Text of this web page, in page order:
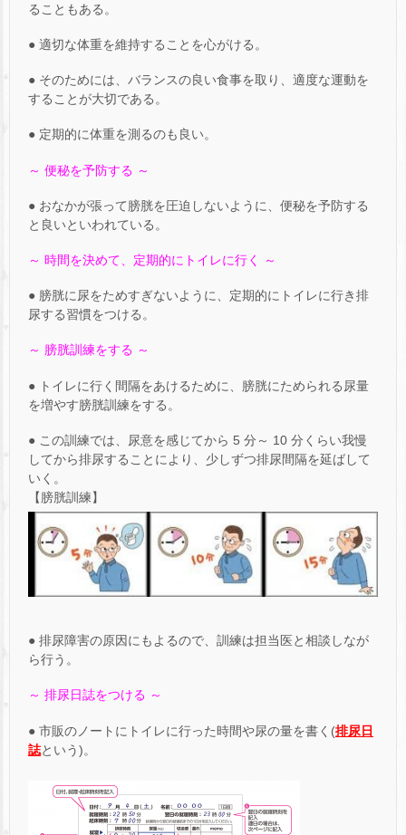
ることもある。
● 適切な体重を維持することを心がける。
● そのためには、バランスの良い食事を取り、適度な運動を
することが大切である。
● 定期的に体重を測るのも良い。
～ 便秘を予防する ～
● おなかが張って膀胱を圧迫しないように、便秘を予防する
と良いといわれている。
～ 時間を決めて、定期的にトイレに行く ～
● 膀胱に尿をためすぎないように、定期的にトイレに行き排
尿する習慣をつける。
～ 膀胱訓練をする ～
● トイレに行く間隔をあけるために、膀胱にためられる尿量
を増やす膀胱訓練をする。
● この訓練では、尿意を感じてから 5 分～ 10 分くらい我慢
してから排尿することにより、少しずつ排尿間隔を延ばして
いく。
【膀胱訓練】
● 排尿障害の原因にもよるので、訓練は担当医と相談しなが
ら行う。
～ 排尿日誌をつける ～
● 市販のノートにトイレに行った時間や尿の量を書く(排尿日
誌という)。